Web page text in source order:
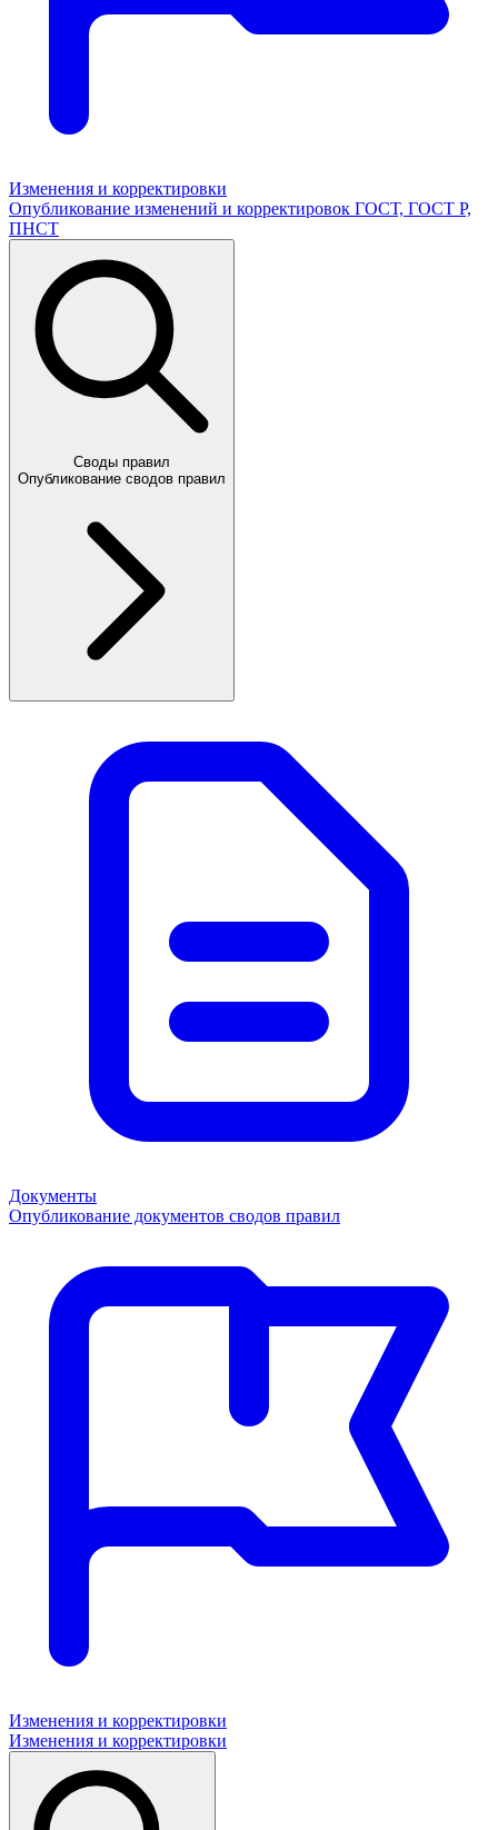
Изменения и корректировки
Опубликование изменений и корректировок ГОСТ, ГОСТ Р,
ПНСТ
Своды правил
Опубликование сводов правил
Документы
Опубликование документов сводов правил
Изменения и корректировки
Изменения и корректировки